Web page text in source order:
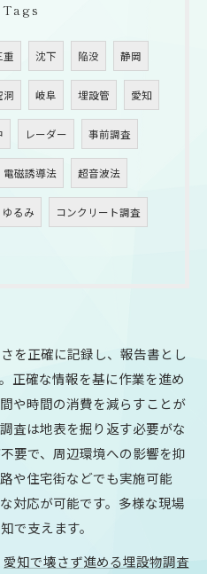
Tags
重 沈下 陥没 静岡
洞 岐阜 埋設管 愛知
レーダー 事前調査
電磁誘導法 超音波法
ゆるみ コンクリート調査
を正確に記録し、報告書とし
正確な情報を基に作業を進め
や時間の消費を減らすことが
査は地表を掘り返す必要がな
要で、周辺環境への影響を抑
や住宅街などでも実施可能
対応が可能です。多様な現場
で支えます。
愛知で壊さず進める埋設物調査